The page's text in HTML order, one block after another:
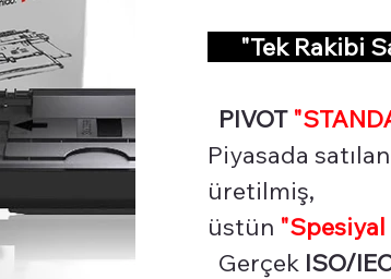
"Tek Rakibi
PIVOT
Piyasada
üretilmiş,
üstün "Spesiyal
Gerçek ISO/